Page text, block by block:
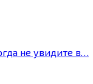
не увидите в…